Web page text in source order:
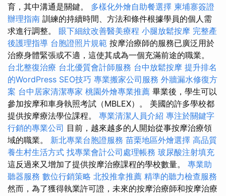
育，其中溝通是關鍵。 多樣化外燴自助餐選擇 柬埔寨簽證
辦理指南 訓練的持續時間、方法和條件根據學員的個人需
求進行調整。 眼下細紋改善醫美療程 小腿放鬆按摩 完整產
後護理指導 台胞證照片規範 按摩治療師的服務已廣泛用於
治療身體緊張或不適，這使其成為一個充滿前途的職業。
台北整復治療 台北優質會計師服務 台中放鬆按摩 提升排名
的WordPress SEO技巧 專業搬家公司服務 外牆漏水修復方
案 台中居家清潔專家 桃園外燴專業推薦 畢業後，學生可以
參加按摩和車身執照考試（MBLEX）。 美國的許多學校都
提供按摩療法學位課程。 專業清潔人員介紹 專注於關鍵字
行銷的專業公司 目前，越來越多的人開始從事按摩治療領
域的職業。 新北專業台胞證服務 苗栗地區外燴選擇 高品質
養生村生活方式 找專業會計公司處理帳務 玻尿酸注射填充
這反過來又增加了提供按摩治療課程的學校數量。 專業助
聽器服務 數位行銷策略 北投推拿推薦 精準的聽力檢查服務
然而，為了獲得執業許可證，未來的按摩治療師和按摩治療